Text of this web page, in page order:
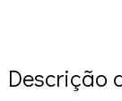
Descrição